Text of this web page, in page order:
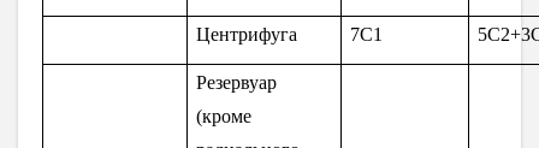
Центрифуга 7С1
Резервуар
(кроме